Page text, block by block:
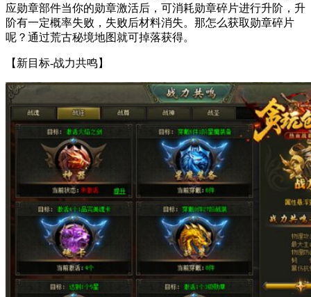
应勋章部件当你的勋章激活后，可消耗勋章碎片进行升阶，升
阶有一定概率失败，失败后材料消失。那怎么获取勋章碎片
呢？通过荒古秘境地图就可掉落获得。
【新目标-战力共鸣】